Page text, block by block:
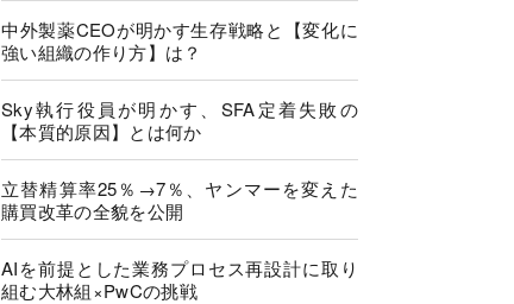
中外製薬CEOが明かす生存戦略と【変化に
強い組織の作り方】は？
Sky執行役員が明かす、SFA定着失敗の
【本質的原因】とは何か
立替精算率25％→7％、ヤンマーを変えた
購買改革の全貌を公開
AIを前提とした業務プロセス再設計に取り
組む大林組×PwCの挑戦